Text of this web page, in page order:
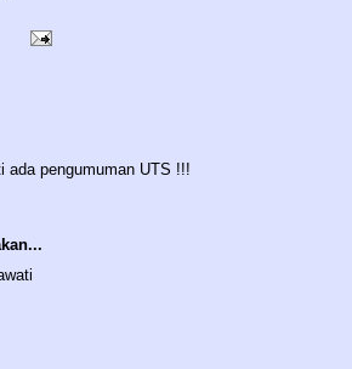
ada pengumuman UTS !!!